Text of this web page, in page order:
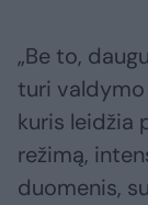
„Be to,
turi valdymo
kuris leidžia
režimą,
duomenis,